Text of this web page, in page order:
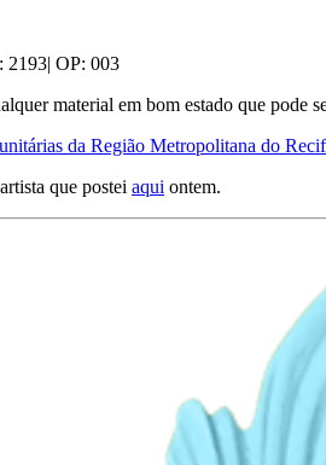
2193| OP: 003
material em bom estado que pode
da Região Metropolitana do
que postei aqui ontem.